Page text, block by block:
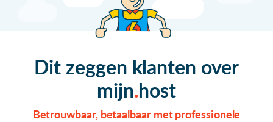
Dit zeggen klanten over
mijn host
Betrouwbaar, betaalbaar met professionele